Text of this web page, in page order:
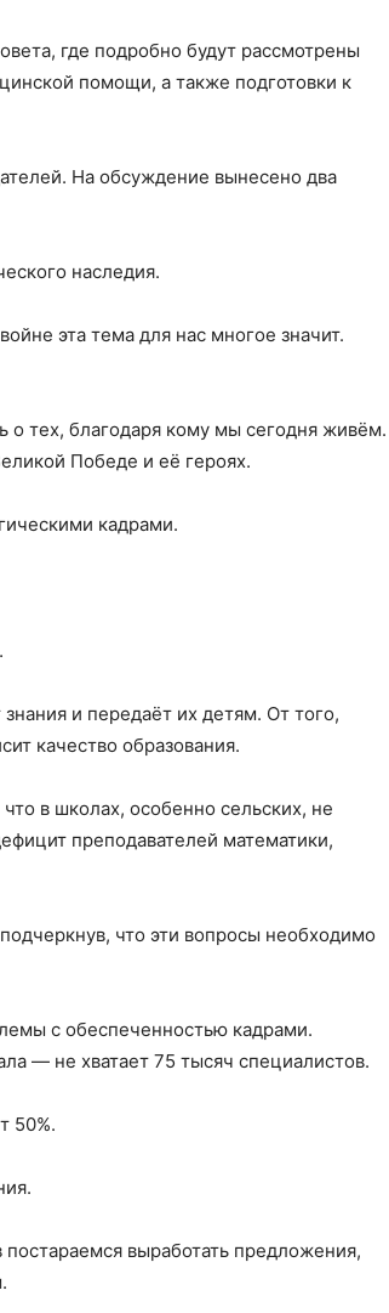
где подробно будут рассмотрены
помощи, а также подготовки к
На обсуждение вынесено два
наследия.
эта тема для нас многое значит.
о тех, благодаря кому мы сегодня живём.
Победе и её героях.
кадрами.
и передаёт их детям. От того,
качество образования.
в школах, особенно сельских, не
преподавателей математики,
что эти вопросы необходимо
с обеспеченностью кадрами.
— не хватает 75 тысяч специалистов.
50%.
выработать предложения,